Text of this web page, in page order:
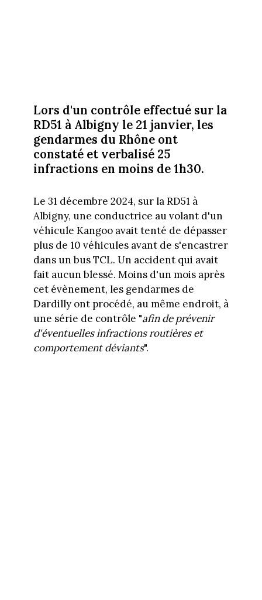
Lors d'un contrôle effectué sur la
RD51 à Albigny le 21 janvier, les
gendarmes du Rhône ont
constaté et verbalisé 25
infractions en moins de 1h30.
Le 31 décembre 2024, sur la RD51 à
Albigny, une conductrice au volant d'un
véhicule Kangoo avait tenté de dépasser
plus de 10 véhicules avant de s'encastrer
dans un bus TCL. Un accident qui avait
fait aucun blessé. Moins d'un mois après
cet évènement, les gendarmes de
Dardilly ont procédé, au même endroit, à
une série de contrôle "afin de prévenir
d'éventuelles infractions routières et
comportement déviants".